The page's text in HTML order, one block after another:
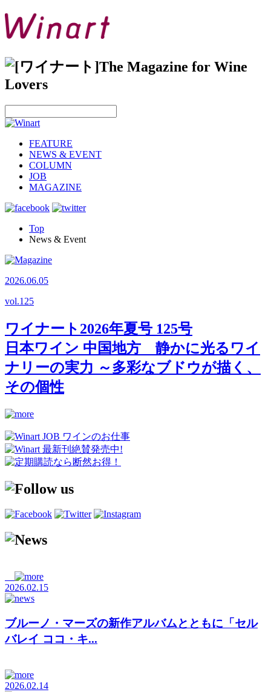
FEATURE
NEWS & EVENT
COLUMN
JOB
MAGAZINE
Top
News & Event
2026.06.05
vol.125
ワイナート2026年夏号 125号
日本ワイン 中国地方 静かに光るワイ
ナリーの実力 ～多彩なブドウが描く、
その個性
2026.02.15
ブルーノ・マーズの新作アルバムとともに「セル
バレイ ココ・キ...
2026.02.14